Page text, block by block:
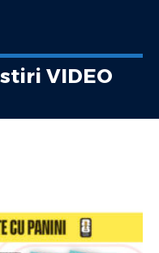
VIDEO